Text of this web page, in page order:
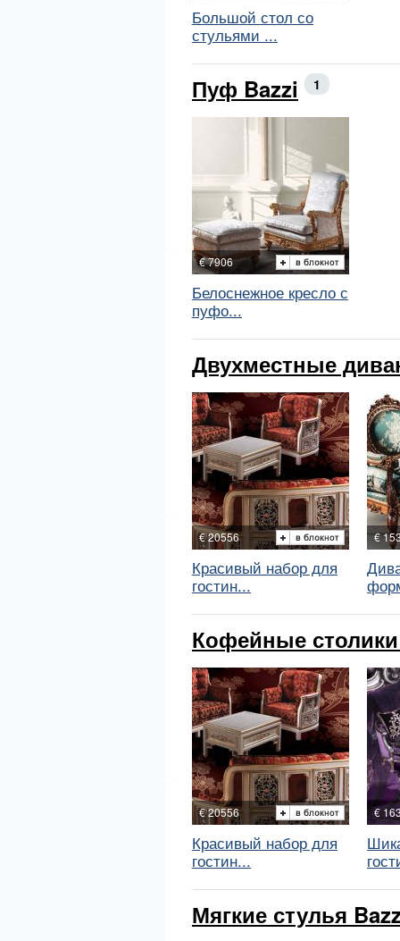
Большой стол со
стульями ...
Пуф Bazzi 1
€ 7906
Белоснежное кресло с
пуфо...
Двухместные
€ 20556
Красивый набор для
гостин...
€
Кофейные
€ 20556
Красивый набор для
гостин...
€
Мягкие стулья